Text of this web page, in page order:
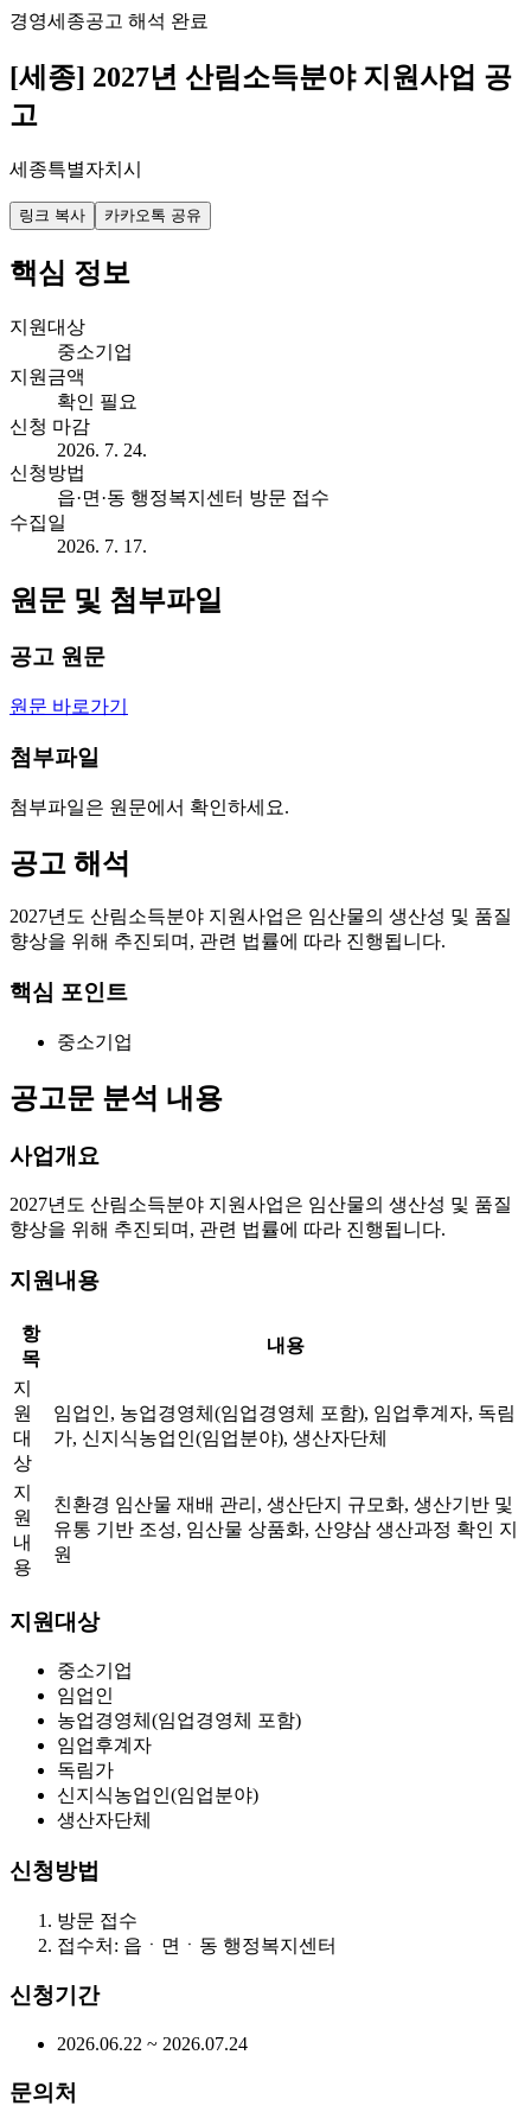
경영세종공고 해석 완료
[세종] 2027년 산림소득분야 지원사업 공
고
세종특별자치시
링크 복사 카카오톡 공유
핵심 정보
지원대상
중소기업
지원금액
확인 필요
신청 마감
2026. 7. 24.
신청방법
읍·면·동 행정복지센터 방문 접수
수집일
2026. 7. 17.
원문 및 첨부파일
공고 원문
원문 바로가기
첨부파일
첨부파일은 원문에서 확인하세요.
공고 해석
2027년도 산림소득분야 지원사업은 임산물의 생산성 및 품질
향상을 위해 추진되며, 관련 법률에 따라 진행됩니다.
핵심 포인트
중소기업
공고문 분석 내용
사업개요
2027년도 산림소득분야 지원사업은 임산물의 생산성 및 품질
향상을 위해 추진되며, 관련 법률에 따라 진행됩니다.
지원내용
항
목
내용
지
원
대
상
임업인, 농업경영체(임업경영체 포함), 임업후계자, 독림
가, 신지식농업인(임업분야), 생산자단체
지
원
내
용
친환경 임산물 재배 관리, 생산단지 규모화, 생산기반 및
유통 기반 조성, 임산물 상품화, 산양삼 생산과정 확인 지
원
지원대상
중소기업
임업인
농업경영체(임업경영체 포함)
임업후계자
독림가
신지식농업인(임업분야)
생산자단체
신청방법
방문 접수
접수처: 읍ㆍ면ㆍ동 행정복지센터
신청기간
2026.06.22 ~ 2026.07.24
문의처